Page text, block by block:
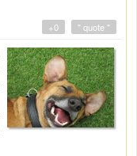
" quote "
+0